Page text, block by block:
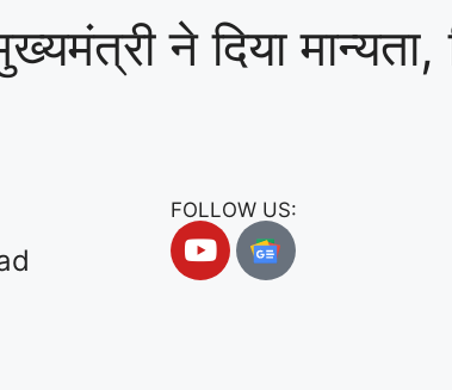
ने दिया मान्यता,
FOLLOW US: